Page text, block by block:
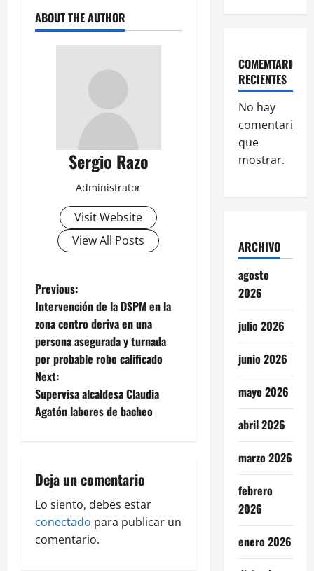
ABOUT THE AUTHOR
Sergio Razo
Administrator
Visit Website
View All Posts
P
o
s
t
n
v
i
g
Previous:
Intervención de la DSPM en la
zona centro deriva en una
persona asegurada y turnada
por probable robo calificado
Next:
Supervisa alcaldesa Claudia
Agatón labores de bacheo
Deja un comentario
Lo siento, debes estar
conectado para publicar un
comentario.
COMEMTARIOS
RECIENTES
No hay
comentarios
que
mostrar.
ARCHIVO
agosto
2026
julio 2026
junio 2026
mayo 2026
abril 2026
marzo 2026
febrero
2026
enero 2026